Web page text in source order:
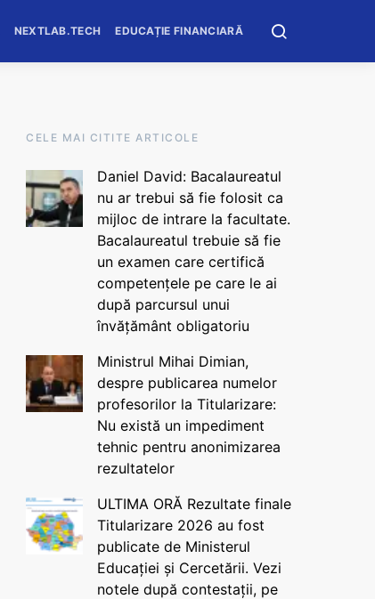
NEXTLAB.TECH EDUCAȚIE FINANCIARĂ
CELE MAI CITITE ARTICOLE
Daniel David: Bacalaureatul
nu ar trebui să fie folosit ca
mijloc de intrare la facultate.
Bacalaureatul trebuie să fie
un examen care certifică
competențele pe care le ai
după parcursul unui
învățământ obligatoriu
Ministrul Mihai Dimian,
despre publicarea numelor
profesorilor la Titularizare:
Nu există un impediment
tehnic pentru anonimizarea
rezultatelor
ULTIMA ORĂ Rezultate finale
Titularizare 2026 au fost
publicate de Ministerul
Educației și Cercetării. Vezi
notele după contestații, pe